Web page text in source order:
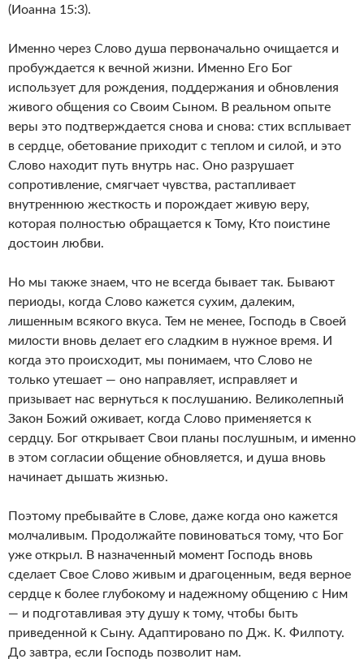
(Иоанна 15:3).
Именно через Слово душа первоначально очищается и
пробуждается к вечной жизни. Именно Его Бог
использует для рождения, поддержания и обновления
живого общения со Своим Сыном. В реальном опыте
веры это подтверждается снова и снова: стих всплывает
в сердце, обетование приходит с теплом и силой, и это
Слово находит путь внутрь нас. Оно разрушает
сопротивление, смягчает чувства, растапливает
внутреннюю жесткость и порождает живую веру,
которая полностью обращается к Тому, Кто поистине
достоин любви.
Но мы также знаем, что не всегда бывает так. Бывают
периоды, когда Слово кажется сухим, далеким,
лишенным всякого вкуса. Тем не менее, Господь в Своей
милости вновь делает его сладким в нужное время. И
когда это происходит, мы понимаем, что Слово не
только утешает — оно направляет, исправляет и
призывает нас вернуться к послушанию. Великолепный
Закон Божий оживает, когда Слово применяется к
сердцу. Бог открывает Свои планы послушным, и именно
в этом согласии общение обновляется, и душа вновь
начинает дышать жизнью.
Поэтому пребывайте в Слове, даже когда оно кажется
молчаливым. Продолжайте повиноваться тому, что Бог
уже открыл. В назначенный момент Господь вновь
сделает Свое Слово живым и драгоценным, ведя верное
сердце к более глубокому и надежному общению с Ним
— и подготавливая эту душу к тому, чтобы быть
приведенной к Сыну. Адаптировано по Дж. К. Филпоту.
До завтра, если Господь позволит нам.